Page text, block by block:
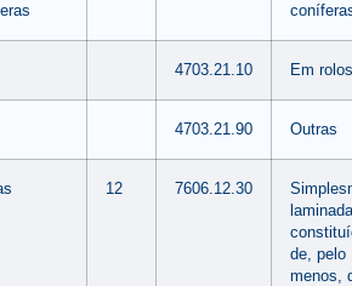
4703.21.10 Em rolos
4703.21.90 Outras
12 7606.12.30
de, pelo
menos,